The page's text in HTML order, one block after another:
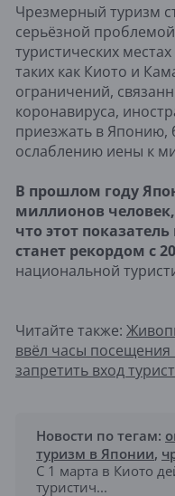
Чрезмерный туризм
серьёзной
туристических
таких как Киото и
ограничений,
коронавируса,
приезжать в Японию,
ослаблению иены к
В прошлом году
миллионов человек,
что этот
станет рекордом с
национальной
Читайте также:
ввёл часы
запретить вход
Новости по тегам:
туризм в Японии,
С 1 марта в Киото
туристич...